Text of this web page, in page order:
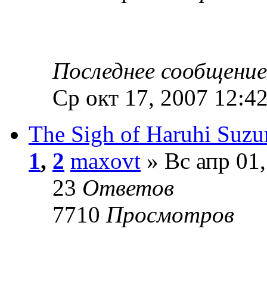
Последнее
Ср окт 17, 2007
The Sigh of Haruhi
1, 2 maxovt » Вс апр
23 Ответов
7710 Просмотров